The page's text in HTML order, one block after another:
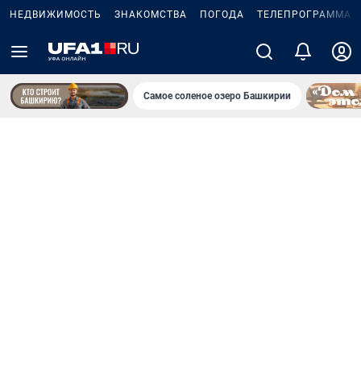
НЕДВИЖИМОСТЬ ЗНАКОМСТВА ПОГОДА ТЕЛЕПРОГРАММА
Самое соленое озеро Башкирии